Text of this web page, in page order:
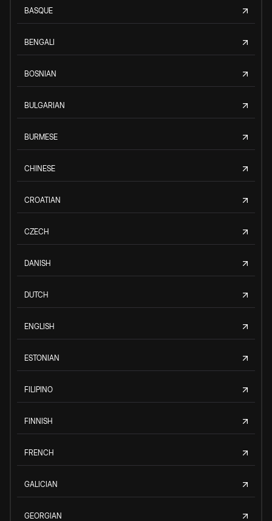
BASQUE
BENGALI
BOSNIAN
BULGARIAN
BURMESE
CHINESE
CROATIAN
CZECH
DANISH
DUTCH
ENGLISH
ESTONIAN
FILIPINO
FINNISH
FRENCH
GALICIAN
GEORGIAN